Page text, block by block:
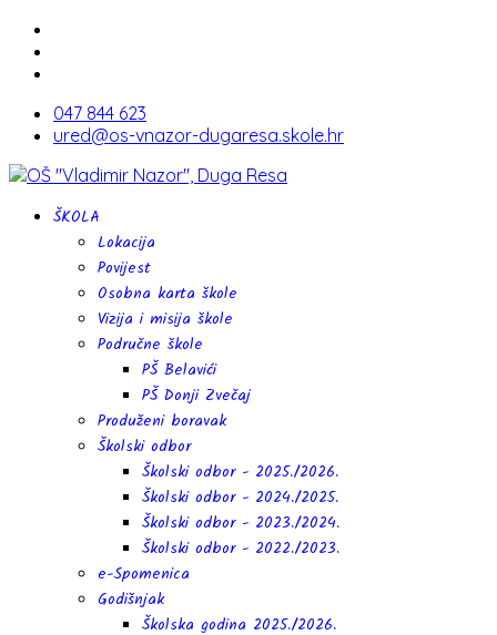
047 844 623
ured@os-vnazor-dugaresa.skole.hr
ŠKOLA
Lokacija
Povijest
Osobna karta škole
Vizija i misija škole
Područne škole
PŠ Belavići
PŠ Donji Zvečaj
Produženi boravak
Školski odbor
Školski odbor - 2025./2026.
Školski odbor - 2024./2025.
Školski odbor - 2023./2024.
Školski odbor - 2022./2023.
e-Spomenica
Godišnjak
Školska godina 2025./2026.